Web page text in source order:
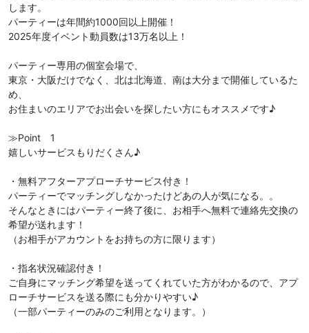
します。
パーティーは年間約1000回以上開催！
2025年度イベント動員数は13万名以上！
パーティー専用の個室会場で、
東京・大阪だけでなく、北は北海道、南は大分まで開催しているた
め、
お住まいのエリアでお出会いを探したい方にもオススメです♪
≫Point 1
嬉しいサービスもりだくさん♪
・無料アフターアプローチサービス付き！
パーティーでマッチングしなかったけどあの人が気になる。。
そんなときにはパーティー終了後に、お相手へ無料で連絡先交換の
希望が送れます！
（お相手がアカウントをお持ちの方に限ります）
・指名状況確認付き！
ご自身にマッチング希望を送ってくれていた方がわかるので、アプ
ローチサービスを送る際にも分かりやすい♪
（一部パーティーのみのご利用となります。）